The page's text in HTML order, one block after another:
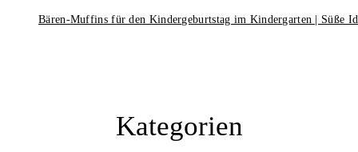
Bären-Muffins für den Kindergeburtstag im Kindergarten | Süße
Kategorien